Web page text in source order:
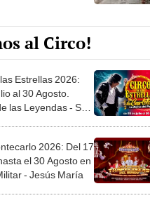
al Circo!
Estrellas 2026:
al 30 Agosto.
las Leyendas - San
2026: Del 17
el 30 Agosto en
- Jesús María